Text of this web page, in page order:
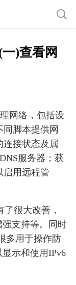
)查看网
网络，包括设
脚本提供网
连接状态及属
服务器；获
启用远程管
很大改善，
支持等。同时
多用于操作防
示和使用IPv6